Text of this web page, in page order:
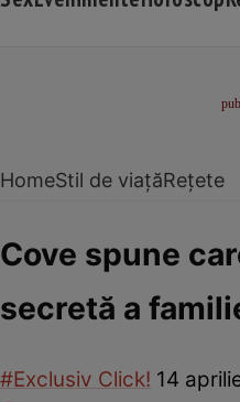
HomeStil de viațăRețete
Cove spune
secretă a
#Exclusiv Click! 14